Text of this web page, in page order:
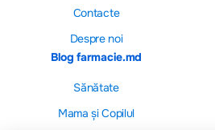
Contacte
Despre noi
Blog farmacie.md
Sănătate
Mama și Copilul